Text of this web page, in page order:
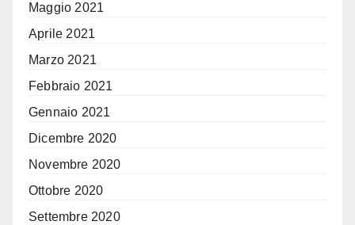
Maggio 2021
Aprile 2021
Marzo 2021
Febbraio 2021
Gennaio 2021
Dicembre 2020
Novembre 2020
Ottobre 2020
Settembre 2020